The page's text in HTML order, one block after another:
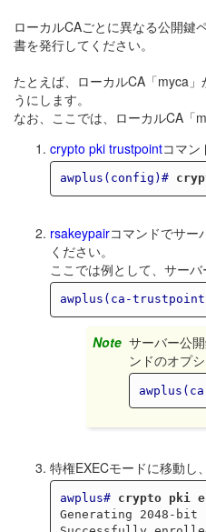
ローカルCAごとに異なる公開鍵
書を発行してください。
たとえば、ローカルCA「myca
うにします。
なお、ここでは、ローカルCA「
crypto pki trustpointコマン
awplus(config)#
rsakeypairコマンドでサー
ください。
ここでは例として、サー
awplus(ca-
Note サーバー公
ンドのオプ
特権EXECモードに移動し、
awplus# crypto pki
Generating 2048-bit